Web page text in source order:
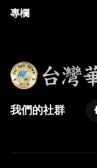
專欄
我們的社群